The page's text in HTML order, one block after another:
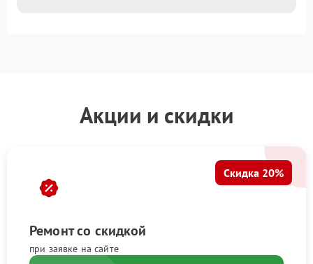
Акции и скидки
Ремонт со скидкой
при заявке на сайте
Скидка 20%